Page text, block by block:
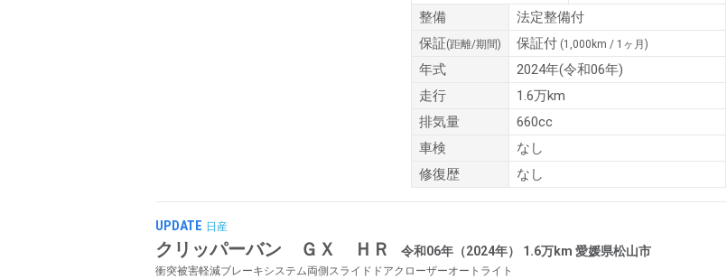
整備
法定整備付
保証(距離/期間) 保証付(1,000km / 1ヶ月)
年式
2024年(令和06年)
走行
1.6万km
排気量
660cc
車検
なし
修復歴
なし
UPDATE 日産
クリッパーバン ＧＸ ＨＲ 令和06年（2024年） 1.6万km 愛媛県松山市
衝突被害軽減ブレーキシステム両側スライドドアクローザーオートライト